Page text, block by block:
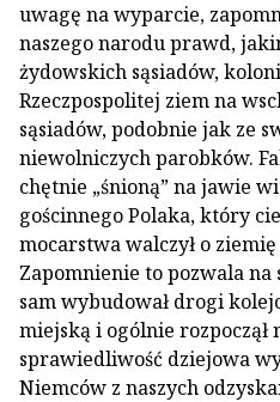
uwagę na wyparcie,
naszego narodu prawd,
żydowskich sąsiadów,
Rzeczpospolitej ziem na
sąsiadów, podobnie jak ze
niewolniczych parobków.
chętnie „śnioną” na jawie
gościnnego Polaka, który
mocarstwa walczył o
Zapomnienie to pozwala
sam wybudował drogi
miejską i ogólnie
sprawiedliwość dziejowa
Niemców z naszych